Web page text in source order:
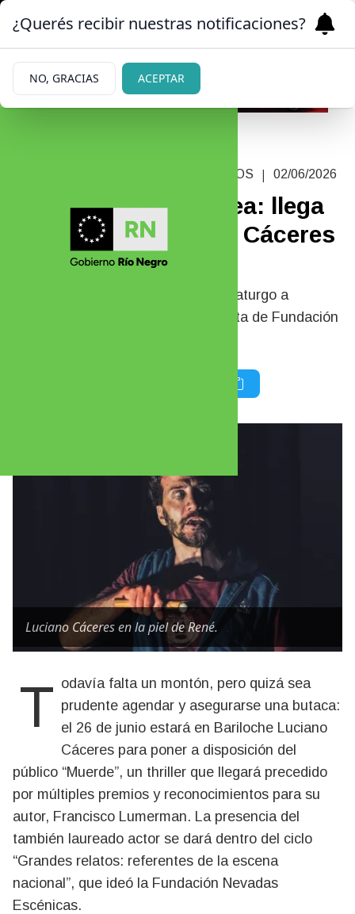
EL THRILLER DE MÚLTIPLES PREMIOS | 02/06/2026
Asegúrese una platea: llega
a Bariloche Luciano Cáceres
con “Muerde”
La obra tiene como director y dramaturgo a
Francisco Lumerman. Una propuesta de Fundación
Luciano Cáceres en la piel de René.
Todavía falta un montón, pero quizá sea prudente agendar y asegurarse una butaca:
el 26 de junio estará en Bariloche Luciano
Cáceres para poner a disposición del
público “Muerde”, un thriller que llegará precedido
por múltiples premios y reconocimientos para su
autor, Francisco Lumerman. La presencia del
también laureado actor se dará dentro del ciclo
“Grandes relatos: referentes de la escena
nacional”, que ideó la Fundación Nevadas
Escénicas.
¿Querés recibir nuestras notificaciones?
NO, GRACIAS ACEPTAR